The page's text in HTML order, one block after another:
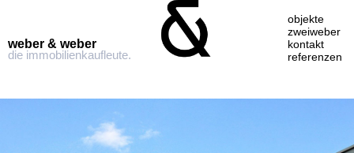
weber & weber
die immobilienkaufleute.
objekte
zweiweber
kontakt
referenzen